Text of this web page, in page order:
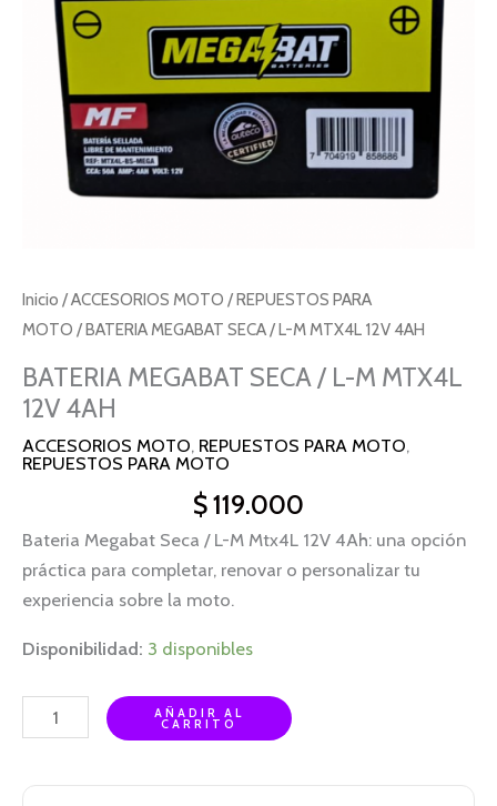
Inicio /ACCESORIOS MOTO /REPUESTOS PARA
MOTO / BATERIA MEGABAT SECA / L-M MTX4L 12V 4AH
BATERIA MEGABAT SECA / L-M MTX4L
12V 4AH
ACCESORIOS MOTO, REPUESTOS PARA MOTO,
REPUESTOS PARA MOTO
$119.000
Bateria Megabat Seca / L-M Mtx4L 12V 4Ah: una opción
práctica para completar, renovar o personalizar tu
experiencia sobre la moto.
Disponibilidad: 3 disponibles
cantidad
AÑADIR AL
CARRITO